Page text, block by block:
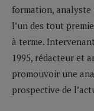
formation, analyste
l’un des tout
à terme.
1995, rédacteur et
promouvoir une
prospective de